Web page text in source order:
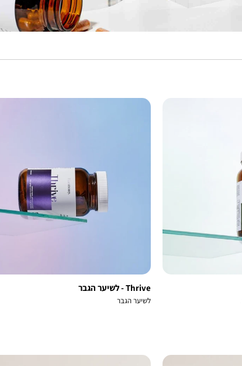
Thrive - לשיער הגבר
לשיער הגבר